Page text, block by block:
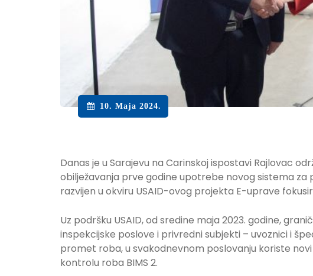
10. Maja 2024.
Danas je u Sarajevu na Carinskoj ispostavi Rajlovac
obilježavanja prve godine upotrebe novog sistema za
razvijen u okviru USAID-ovog projekta E-uprave
Uz podršku USAID, od sredine maja 2023. godine,
inspekcijske poslove i privredni subjekti – uvoznici i
promet roba, u svakodnevnom poslovanju koriste
kontrolu roba BIMS 2.